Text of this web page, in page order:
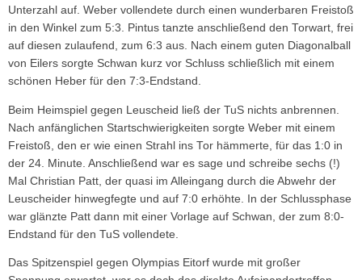
Unterzahl auf. Weber vollendete durch einen wunderbaren Freistoß
in den Winkel zum 5:3. Pintus tanzte anschließend den Torwart, frei
auf diesen zulaufend, zum 6:3 aus. Nach einem guten Diagonalball
von Eilers sorgte Schwan kurz vor Schluss schließlich mit einem
schönen Heber für den 7:3-Endstand.
Beim Heimspiel gegen Leuscheid ließ der TuS nichts anbrennen.
Nach anfänglichen Startschwierigkeiten sorgte Weber mit einem
Freistoß, den er wie einen Strahl ins Tor hämmerte, für das 1:0 in
der 24. Minute. Anschließend war es sage und schreibe sechs (!)
Mal Christian Patt, der quasi im Alleingang durch die Abwehr der
Leuscheider hinwegfegte und auf 7:0 erhöhte. In der Schlussphase
war glänzte Patt dann mit einer Vorlage auf Schwan, der zum 8:0-
Endstand für den TuS vollendete.
Das Spitzenspiel gegen Olympias Eitorf wurde mit großer